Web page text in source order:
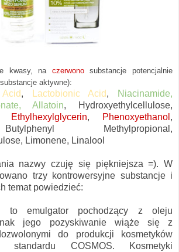
e kwasy, na czerwonosubstancje potencjalnie
aktywne):
, Lactobionic Acid,
Niacinamide,
Allatoin, Hydroxyethylcellulose,
Ethylhexylglycerin, Phenoxyethanol ,
Methylpropional,
Limonene, Linalool
nazwy czuję się piękniejsza =). W
trzy kontrowersyjne substancje i
temat powiedzieć:
to emulgator pochodzący z oleju
jego pozyskiwanie wiąże się z
do produkcji kosmetyków
standardu COSMOS. Kosmetyki